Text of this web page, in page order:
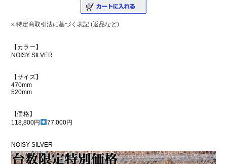
» 特定商取引法に基づく表記 (返品など)
【カラー】
NOISY SILVER
【サイズ】
470mm
520mm
【価格】
118,800円
77,000円
NOISY SILVER